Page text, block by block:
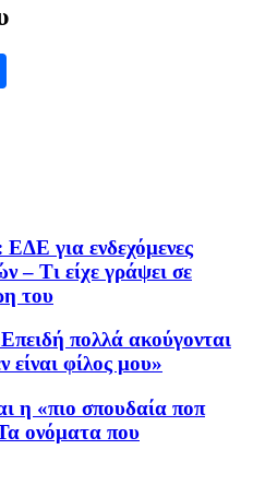
για ενδεχόμενες
– Τι είχε γράψει σε
του
πολλά ακούγονται
είναι φίλος μου»
η «πιο σπουδαία ποπ
ονόματα που